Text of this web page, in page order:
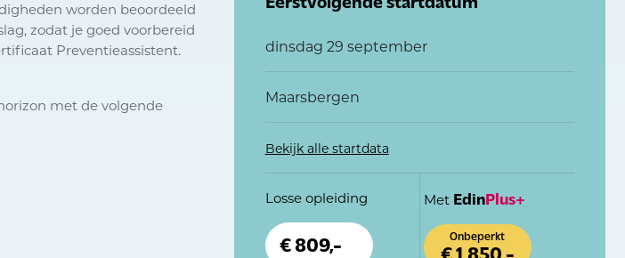
worden beoordeeld
zodat je goed voorbereid
Preventieassistent.
met de volgende
dinsdag 29 september
Maarsbergen
Bekijk alle startdata
Losse opleiding
€ 809,-
Met EdinPlus+
Onbeperkt
€ 1.850,-